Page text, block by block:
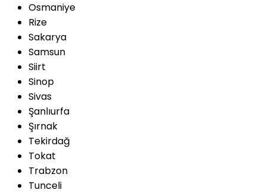
Osmaniye
Rize
Sakarya
Samsun
Siirt
Sinop
Sivas
Şanlıurfa
Şırnak
Tekirdağ
Tokat
Trabzon
Tunceli